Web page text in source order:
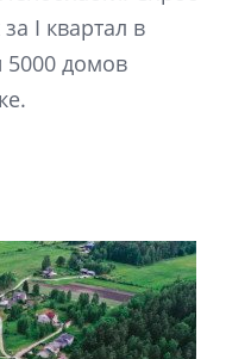
I квартал в
5000 домов